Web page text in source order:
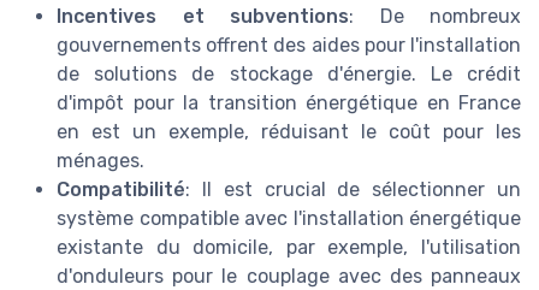
Incentives et subventions: De nombreux
gouvernements offrent des aides pour l'installation
de solutions de stockage d'énergie. Le crédit
d'impôt pour la transition énergétique en France
en est un exemple, réduisant le coût pour les
ménages.
Compatibilité: Il est crucial de sélectionner un
système compatible avec l'installation énergétique
existante du domicile, par exemple, l'utilisation
d'onduleurs pour le couplage avec des panneaux